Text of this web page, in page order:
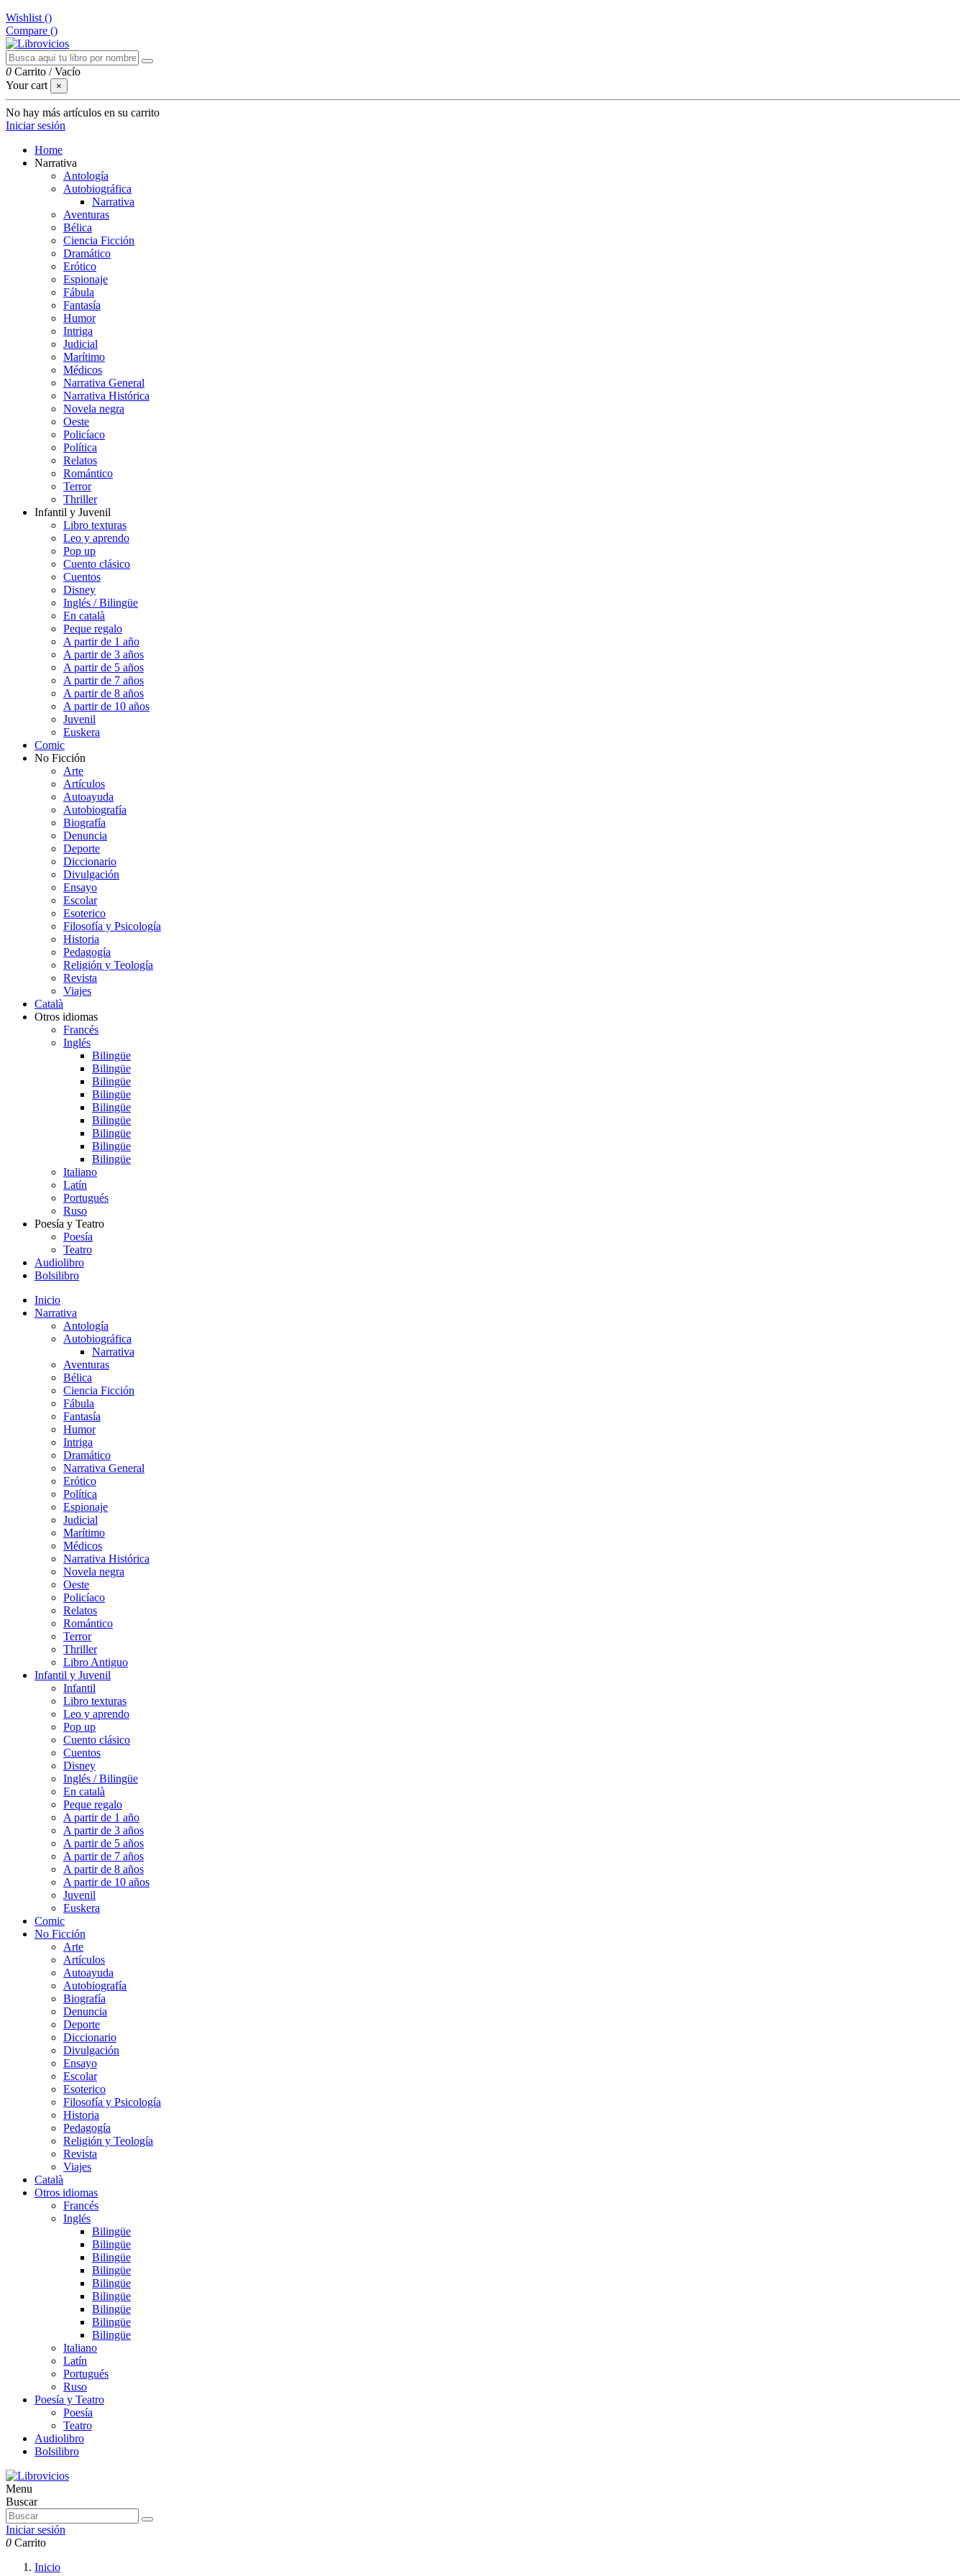
Wishlist ()
Compare ()
0 Carrito /Vacío
Your cart
×
No hay más artículos en su carrito
Iniciar sesión
Home
Narrativa
Antología
Autobiográfica
Narrativa
Aventuras
Bélica
Ciencia Ficción
Dramático
Erótico
Espionaje
Fábula
Fantasía
Humor
Intriga
Judicial
Marítimo
Médicos
Narrativa General
Narrativa Histórica
Novela negra
Oeste
Policíaco
Política
Relatos
Romántico
Terror
Thriller
Infantil y Juvenil
Libro texturas
Leo y aprendo
Pop up
Cuento clásico
Cuentos
Disney
Inglés / Bilingüe
En català
Peque regalo
A partir de 1 año
A partir de 3 años
A partir de 5 años
A partir de 7 años
A partir de 8 años
A partir de 10 años
Juvenil
Euskera
Comic
No Ficción
Arte
Artículos
Autoayuda
Autobiografía
Biografía
Denuncia
Deporte
Diccionario
Divulgación
Ensayo
Escolar
Esoterico
Filosofía y Psicología
Historia
Pedagogía
Religión y Teología
Revista
Viajes
Català
Otros idiomas
Francés
Inglés
Bilingüe
Bilingüe
Bilingüe
Bilingüe
Bilingüe
Bilingüe
Bilingüe
Bilingüe
Bilingüe
Italiano
Latín
Portugués
Ruso
Poesía y Teatro
Poesía
Teatro
Audiolibro
Bolsilibro
Inicio
Narrativa
Antología
Autobiográfica
Narrativa
Aventuras
Bélica
Ciencia Ficción
Fábula
Fantasía
Humor
Intriga
Dramático
Narrativa General
Erótico
Política
Espionaje
Judicial
Marítimo
Médicos
Narrativa Histórica
Novela negra
Oeste
Policíaco
Relatos
Romántico
Terror
Thriller
Libro Antiguo
Infantil y Juvenil
Infantil
Libro texturas
Leo y aprendo
Pop up
Cuento clásico
Cuentos
Disney
Inglés / Bilingüe
En català
Peque regalo
A partir de 1 año
A partir de 3 años
A partir de 5 años
A partir de 7 años
A partir de 8 años
A partir de 10 años
Juvenil
Euskera
Comic
No Ficción
Arte
Artículos
Autoayuda
Autobiografía
Biografía
Denuncia
Deporte
Diccionario
Divulgación
Ensayo
Escolar
Esoterico
Filosofía y Psicología
Historia
Pedagogía
Religión y Teología
Revista
Viajes
Català
Otros idiomas
Francés
Inglés
Bilingüe
Bilingüe
Bilingüe
Bilingüe
Bilingüe
Bilingüe
Bilingüe
Bilingüe
Bilingüe
Italiano
Latín
Portugués
Ruso
Poesía y Teatro
Poesía
Teatro
Audiolibro
Bolsilibro
Menu
Buscar
Iniciar sesión
0 Carrito
Inicio